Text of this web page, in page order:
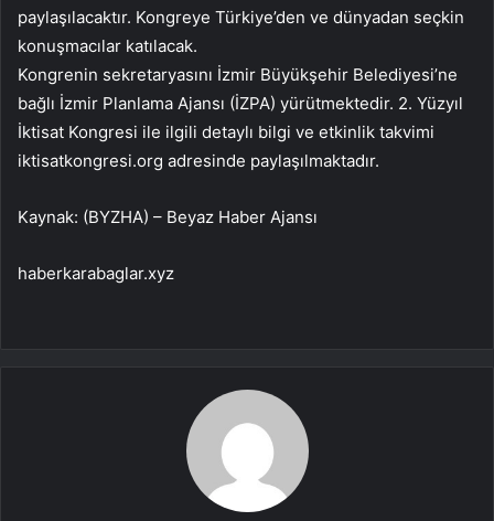
paylaşılacaktır. Kongreye Türkiye’den ve dünyadan seçkin
konuşmacılar katılacak.
Kongrenin sekretaryasını İzmir Büyükşehir Belediyesi’ne
bağlı İzmir Planlama Ajansı (İZPA) yürütmektedir. 2. Yüzyıl
İktisat Kongresi ile ilgili detaylı bilgi ve etkinlik takvimi
iktisatkongresi.org adresinde paylaşılmaktadır.
Kaynak: (BYZHA) – Beyaz Haber Ajansı
haberkarabaglar.xyz